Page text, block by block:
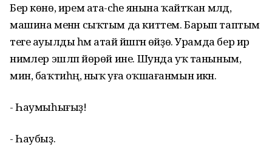
Бер көнө, ирем ата-әсәһе янына ҡайтҡан мәлдә,
машина менән сыҡтым да киттем. Барып таптым
теге ауылды һәм атай йәшәгән өйҙө. Урамда бер ир
нимәлер эшләп йөрөй ине. Шунда уҡ таныным,
мин, баҡтиһәң, ныҡ уға оҡшағанмын икән.
- Һаумыһығыҙ!
- Һаубыҙ.